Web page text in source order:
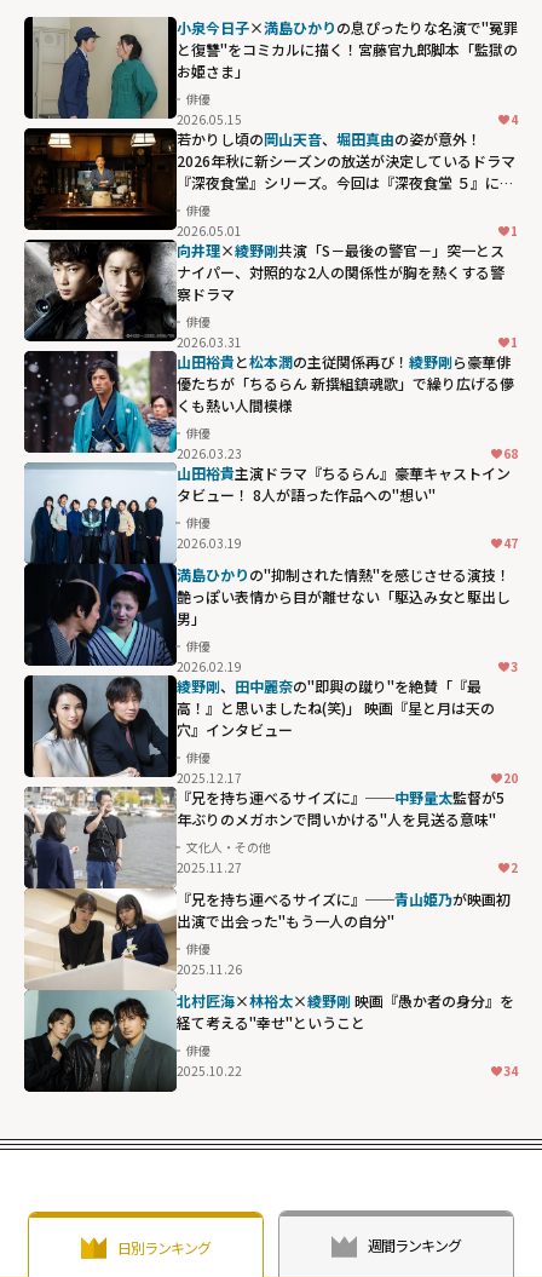
小泉今日子×満島ひかりの息ぴったりな名演で"冤罪
と復讐"をコミカルに描く！宮藤官九郎脚本「監獄の
お姫さま」
俳優
2026.05.15
4
若かりし頃の岡山天音、 堀田真由の姿が意外！
2026年秋に新シーズンの放送が決定しているドラマ
『深夜食堂』シリーズ。今回は『深夜食堂 ５』に再
注目
俳優
2026.05.01
1
向井理×綾野剛共演「S－最後の警官－」――突一とス
ナイパー、対照的な2人の関係性が胸を熱くする警
察ドラマ
俳優
2026.03.31
1
山田裕貴と松本潤の主従関係再び！ 綾野剛ら豪華俳
優たちが「ちるらん 新撰組鎮魂歌」で繰り広げる儚
くも熱い人間模様
俳優
2026.03.23
68
山田裕貴主演ドラマ『ちるらん』豪華キャストイン
タビュー！ 8人が語った作品への"想い"
俳優
2026.03.19
47
満島ひかりの"抑制された情熱"を感じさせる演技！
艶っぽい表情から目が離せない「駆込み女と駆出し
男」
俳優
2026.02.19
3
綾野剛、 ⽥中麗奈の"即興の蹴り"を絶賛「『最
高！』と思いましたね(笑)」 映画『星と月は天の
穴』インタビュー
俳優
2025.12.17
20
『兄を持ち運べるサイズに』──中野量太監督が5
年ぶりのメガホンで問いかける"人を見送る意味"
文化人・その他
2025.11.27
2
『兄を持ち運べるサイズに』──青山姫乃が映画初
出演で出会った"もう一人の自分"
俳優
2025.11.26
北村匠海×林裕太×綾野剛映画『愚か者の身分』を
経て考える"幸せ"ということ
俳優
2025.10.22
34
日別ランキング 週間ランキング